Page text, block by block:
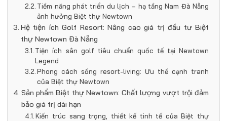
Tiềm năng phát triển du lịch – hạ tầng Nam Đà Nẵng
ảnh hưởng Biệt thự Newtown
Hệ tiện ích Golf Resort: Nâng cao giá trị đầu tư Biệt
thự Newtown Đà Nẵng
Tiện ích sân golf tiêu chuẩn quốc tế tại Newtown
Legend
Phong cách sống resort-living: Ưu thế cạnh tranh
của Biệt thự Newtown
Sản phẩm Biệt thự Newtown: Chất lượng vượt trội đảm
bảo giá trị dài hạn
Kiến trúc sang trọng, thiết kế tinh tế của Biệt thự